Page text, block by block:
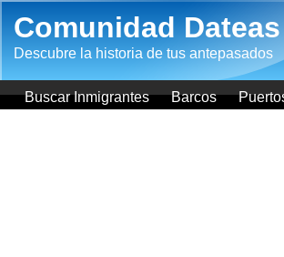
Comunidad Dateas
Descubre la historia de tus antepasados
Buscar Inmigrantes Barcos